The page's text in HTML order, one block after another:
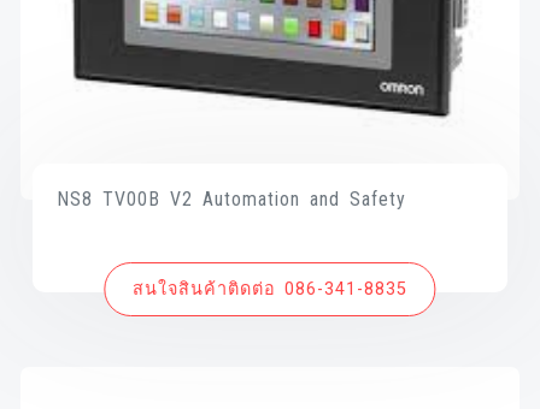
NS8 TV00B V2 Automation and Safety
สนใจสินค้าติดต่อ 086-341-8835